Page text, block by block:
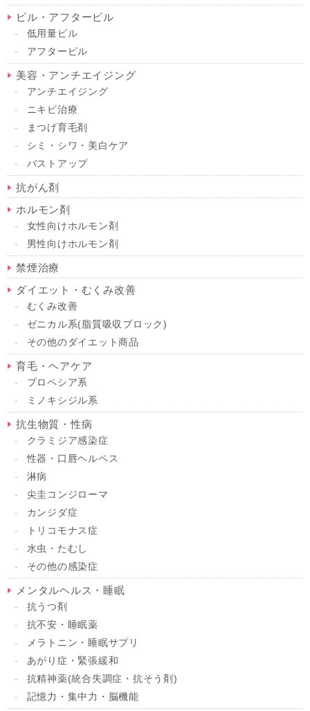
ピル・アフターピル
低用量ピル
アフターピル
美容・アンチエイジング
アンチエイジング
ニキビ治療
まつげ育毛剤
シミ・シワ・美白ケア
バストアップ
抗がん剤
ホルモン剤
女性向けホルモン剤
男性向けホルモン剤
禁煙治療
ダイエット・むくみ改善
むくみ改善
ゼニカル系(脂質吸収ブロック)
その他のダイエット商品
育毛・ヘアケア
プロペシア系
ミノキシジル系
抗生物質・性病
クラミジア感染症
性器・口唇ヘルペス
淋病
尖圭コンジローマ
カンジダ症
トリコモナス症
水虫・たむし
その他の感染症
メンタルヘルス・睡眠
抗うつ剤
抗不安・睡眠薬
メラトニン・睡眠サプリ
あがり症・緊張緩和
抗精神薬(統合失調症・抗そう剤)
記憶力・集中力・脳機能